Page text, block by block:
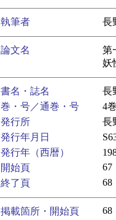
執筆者 長
論文名
第
妖
書名・誌名
長
巻・号／通巻・号
4
発行所
長
発行年月日
発行年（西暦）
開始頁
67
終了頁 68
掲載箇所・開始頁
68